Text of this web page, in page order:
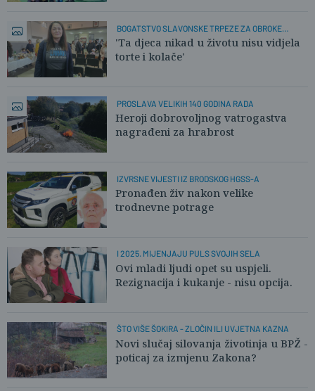
BOGATSTVO SLAVONSKE TRPEZE ZA OBROKE
MALIŠANA
'Ta djeca nikad u životu nisu vidjela
torte i kolače'
PROSLAVA VELIKIH 140 GODINA RADA
Heroji dobrovoljnog vatrogastva
nagrađeni za hrabrost
IZVRSNE VIJESTI IZ BRODSKOG HGSS-A
Pronađen živ nakon velike
trodnevne potrage
I 2025. MIJENJAJU PULS SVOJIH SELA
Ovi mladi ljudi opet su uspjeli.
Rezignacija i kukanje - nisu opcija.
ŠTO VIŠE ŠOKIRA - ZLOČIN ILI UVJETNA KAZNA
Novi slučaj silovanja životinja u BPŽ -
poticaj za izmjenu Zakona?